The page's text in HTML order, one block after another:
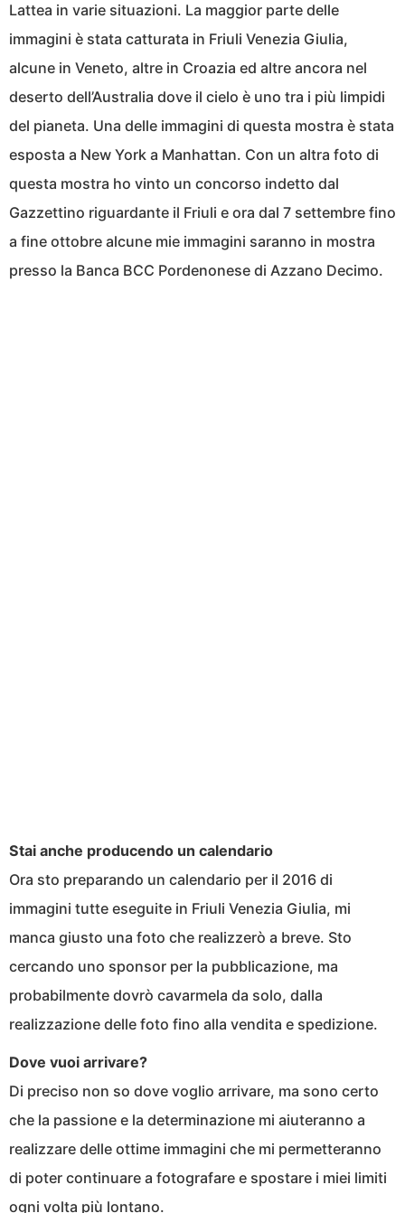
Lattea in varie situazioni. La maggior parte delle
immagini è stata catturata in Friuli Venezia Giulia,
alcune in Veneto, altre in Croazia ed altre ancora nel
deserto dell’Australia dove il cielo è uno tra i più limpidi
del pianeta. Una delle immagini di questa mostra è stata
esposta a New York a Manhattan. Con un altra foto di
questa mostra ho vinto un concorso indetto dal
Gazzettino riguardante il Friuli e ora dal 7 settembre fino
a fine ottobre alcune mie immagini saranno in mostra
presso la Banca BCC Pordenonese di Azzano Decimo.
Stai anche producendo un calendario
Ora sto preparando un calendario per il 2016 di
immagini tutte eseguite in Friuli Venezia Giulia, mi
manca giusto una foto che realizzerò a breve. Sto
cercando uno sponsor per la pubblicazione, ma
probabilmente dovrò cavarmela da solo, dalla
realizzazione delle foto fino alla vendita e spedizione.
Dove vuoi arrivare?
Di preciso non so dove voglio arrivare, ma sono certo
che la passione e la determinazione mi aiuteranno a
realizzare delle ottime immagini che mi permetteranno
di poter continuare a fotografare e spostare i miei limiti
ogni volta più lontano.